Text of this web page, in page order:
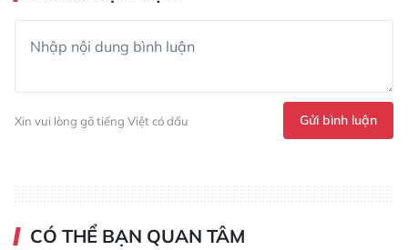
Xin vui lòng gõ tiếng Việt có dấu Gửi bình luận
CÓ THỂ BẠN QUAN TÂM